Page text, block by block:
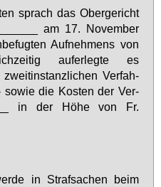
sprach das Ober­ge­richt
am 17. No­vem­ber
Auf­neh­mens von
auf­er­leg­te es
Ver­fah­
so­wie die Kos­ten der Ver­
in der Hö­he von Fr.
in Straf­sa­chen beim